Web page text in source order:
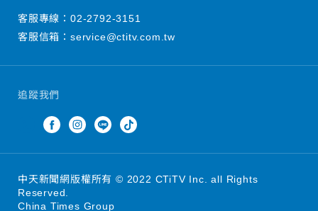
追蹤我們
客服專線： 02-2792-3151
客服信箱： service@ctitv.com.tw
中天新聞網版權所有 © 2022 CTiTV Inc. all Rights
Reserved.
China Times Group